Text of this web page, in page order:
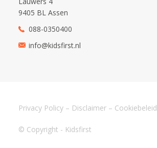
9405 BL Assen
088-0350400
info@kidsfirst.nl
© Copyright - Kidsfirst
Privacy Policy – Disclaimer – Cookiebeleid